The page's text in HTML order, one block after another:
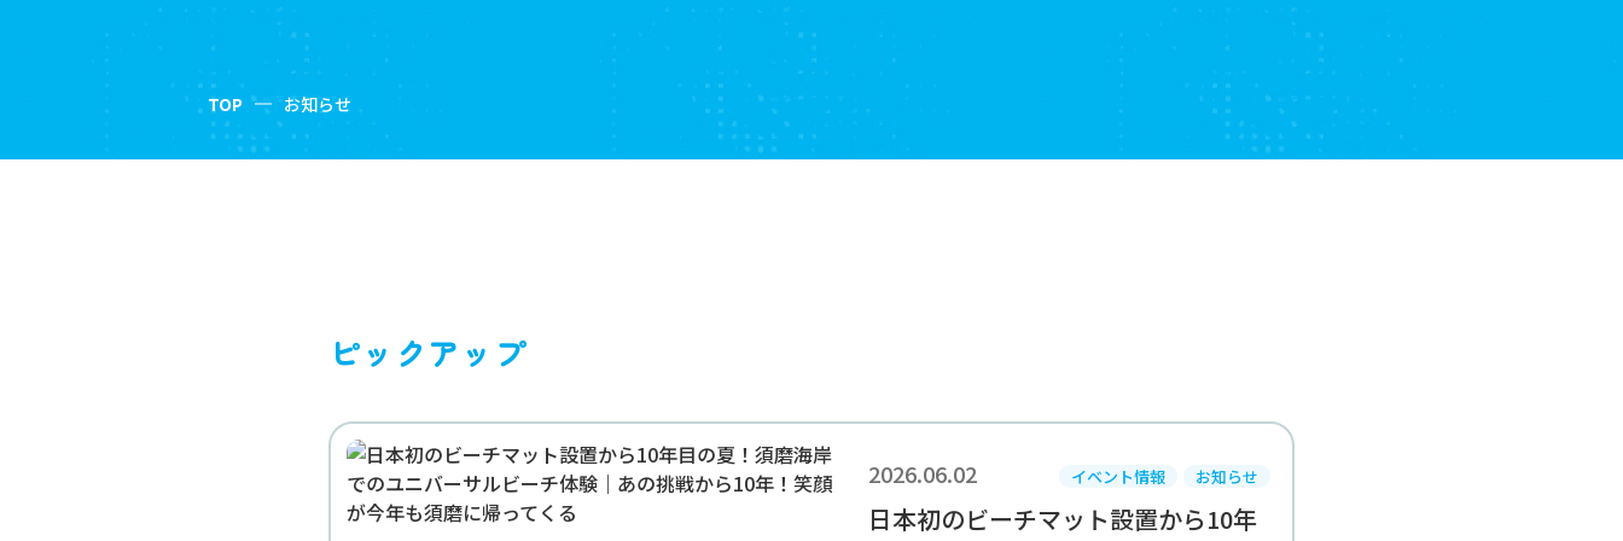
TOP お知らせ
ピックアップ
2026.06.02 イベント情報 お知らせ
日本初のビーチマット設置から10年